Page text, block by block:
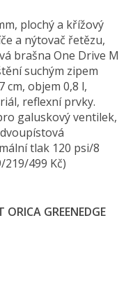
plochý a křížový
a nýtovač řetězu,
brašna One Drive M
suchým zipem
cm, objem 0,8 l,
reflexní prvky.
galuskový ventilek,
tlak 120 psi/8
219/499 Kč)
GREENEDGE